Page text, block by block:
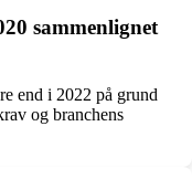
sammenlignet
end i 2022 på grund
og branchens